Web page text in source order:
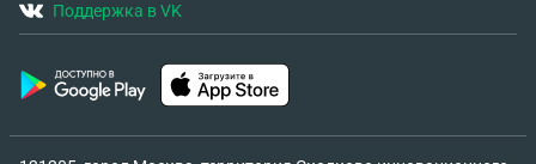
Поддержка в VK